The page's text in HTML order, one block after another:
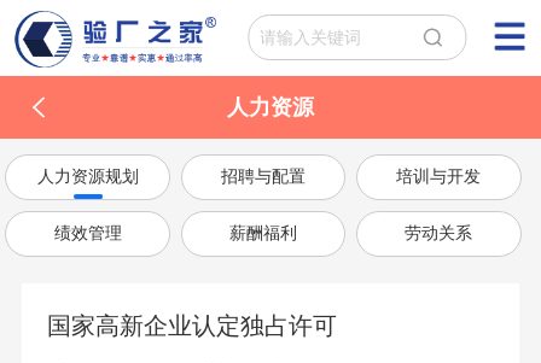
人力资源
人力资源规划 招聘与配置 培训与开发
绩效管理 薪酬福利 劳动关系
国家高新企业认定独占许可